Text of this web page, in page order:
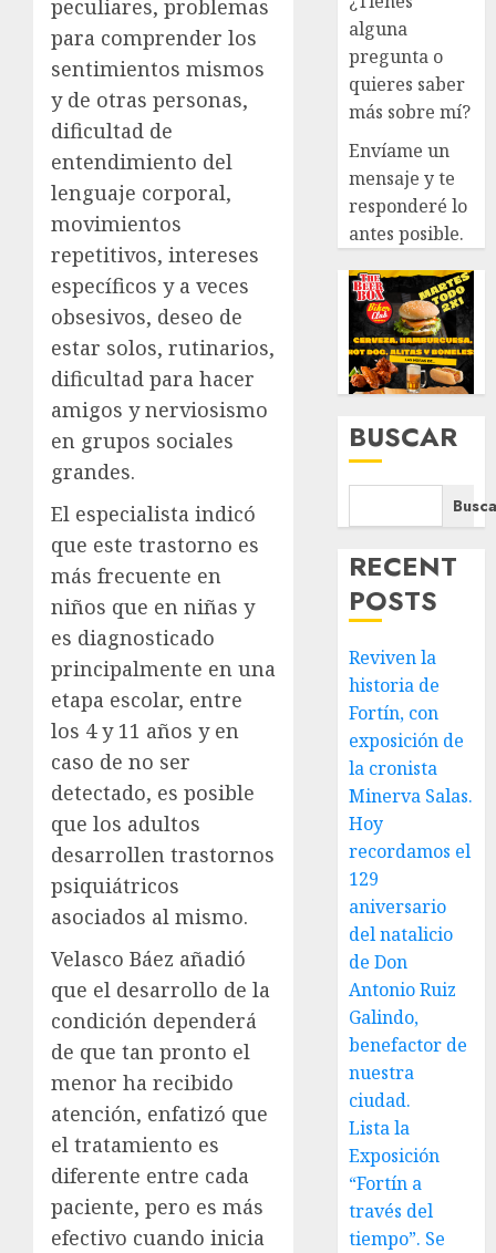
peculiares, problemas
para comprender los
sentimientos mismos
y de otras personas,
dificultad de
entendimiento del
lenguaje corporal,
movimientos
repetitivos, intereses
específicos y a veces
obsesivos, deseo de
estar solos, rutinarios,
dificultad para hacer
amigos y nerviosismo
en grupos sociales
grandes.
El especialista indicó
que este trastorno es
más frecuente en
niños que en niñas y
es diagnosticado
principalmente en una
etapa escolar, entre
los 4 y 11 años y en
caso de no ser
detectado, es posible
que los adultos
desarrollen trastornos
psiquiátricos
asociados al mismo.
Velasco Báez añadió
que el desarrollo de la
condición dependerá
de que tan pronto el
menor ha recibido
atención, enfatizó que
el tratamiento es
diferente entre cada
paciente, pero es más
efectivo cuando inicia
alguna
pregunta o
quieres saber
más sobre mí?
Envíame un
mensaje y te
responderé lo
antes posible.
BUSCAR
RECENT
POSTS
Reviven la
historia de
Fortín, con
exposición de
la cronista
Minerva Salas.
Hoy
recordamos el
129
aniversario
del natalicio
de Don
Antonio Ruiz
Galindo,
benefactor de
nuestra
ciudad.
Lista la
Exposición
“Fortín a
través del
tiempo”. Se